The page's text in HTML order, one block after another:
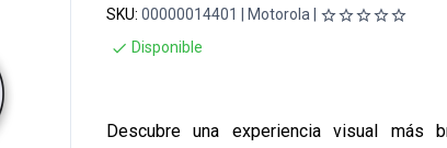
SKU: 00000014401 | Motorola |
Disponible
Descubre una experiencia visual más